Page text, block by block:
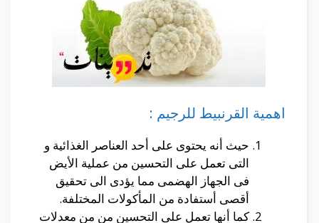
اهمية القرنبيط للرجيم :
حيث أنه يحتوى على أحد العناصر الغذائية و
التى تعمل على التحسين من عملية الأيض
فى الجهاز الهضمى مما يؤدى الى تحقيق
أقصى أستفادة من المأكولات المختلفة.
كما أنها تعمل على التحسين من من معدلات